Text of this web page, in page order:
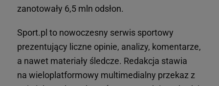
zanotowały 6,5 mln odsłon.
Sport.pl to nowoczesny serwis sportowy
prezentujący liczne opinie, analizy, komentarze,
a nawet materiały śledcze. Redakcja stawia
na wieloplatformowy multimedialny przekaz z